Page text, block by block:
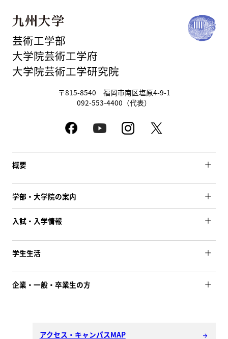
芸術工学部
大学院芸術工学府
大学院芸術工学研究院
〒815-8540 福岡市南区塩原4-9-1
092-553-4400（代表）
概要
学部・大学院の案内
入試・入学情報
学生生活
企業・一般・卒業生の方
アクセス・キャンパスMAP arrow_forward